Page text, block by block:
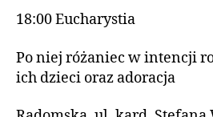
18:00 Eucharystia
Po niej różaniec w intencji
ich dzieci oraz adoracja